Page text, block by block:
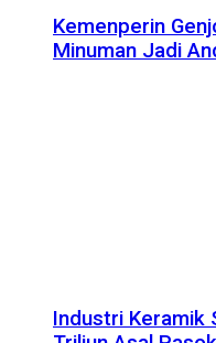
Kemenperin
Minuman Jadi
Industri Keramik